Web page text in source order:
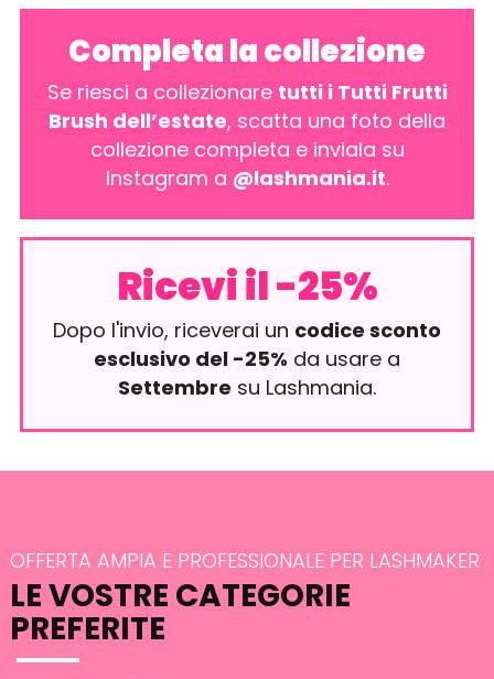
Completa la collezione
Se riesci a collezionare tutti i Tutti Frutti
Brush dell’estate, scatta una foto della
collezione completa e inviala su
Instagram a @lashmania.it.
Ricevi il -25%
Dopo l'invio, riceverai un codice sconto
esclusivo del -25% da usare a
Settembre su Lashmania.
OFFERTA AMPIA E PROFESSIONALE PER LASHMAKER
LE VOSTRE CATEGORIE
PREFERITE